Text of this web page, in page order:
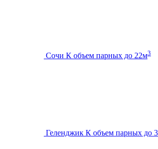
Сочи К объем парных до 22м3
Геленджик К объем парных до